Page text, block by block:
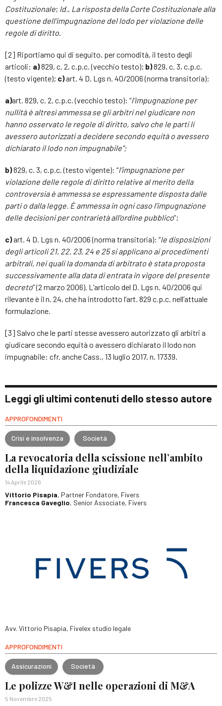
Costituzionale; Id., La risposta della Corte Costituzionale alla
questione dell’impugnazione del lodo per violazione delle
regole di diritto.
[2] Riportiamo qui di seguito, per comodità, il testo degli
articoli: a)829, c. 2, c.p.c. (vecchio testo); b)829, c. 3, c.p.c.
(testo vigente); c)art. 4 D. Lgs n. 40/2006 (norma transitoria):
a)art. 829, c. 2, c.p.c. (vecchio testo): “l’impugnazione per
nullità è altresì ammessa se gli arbitri nel giudicare non
hanno osservato le regole di diritto, salvo che le parti li
avessero autorizzati a decidere secondo equità o avessero
dichiarato il lodo non impugnabile”;
b)829, c. 3, c.p.c. (testo vigente): “l’impugnazione per
violazione delle regole di diritto relative al merito della
controversia è ammessa se espressamente disposta dalle
parti o dalla legge. È ammessa in ogni caso l’impugnazione
delle decisioni per contrarietà all’ordine pubblico”;
c)art. 4 D. Lgs n. 40/2006 (norma transitoria): “le disposizioni
degli articoli 21, 22, 23, 24 e 25 si applicano ai procedimenti
arbitrali, nei quali la domanda di arbitrato è stata proposta
successivamente alla data di entrata in vigore del presente
decreto” (2 marzo 2006). L’articolo del D. Lgs n. 40/2006 qui
rilevante è il n. 24, che ha introdotto l’art. 829 c.p.c. nell’attuale
formulazione.
[3] Salvo che le parti stesse avessero autorizzato gli arbitri a
giudicare secondo equità o avessero dichiarato il lodo non
impugnabile: cfr. anche Cass., 13 luglio 2017, n. 17339.
Leggi gli ultimi contenuti dello stesso autore
APPROFONDIMENTI
Crisi e insolvenza Società
La revocatoria della scissione nell’ambito
della liquidazione giudiziale
14 Aprile 2026
Vittorio Pisapia, Partner Fondatore, Fivers
Francesca Gaveglio, Senior Associate, Fivers
Avv. Vittorio Pisapia, Fivelex studio legale
APPROFONDIMENTI
Assicurazioni Società
Le polizze W&I nelle operazioni di M&A
5 Novembre 2025